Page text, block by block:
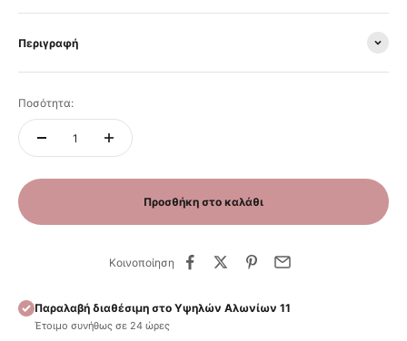
Περιγραφή
Ποσότητα:
Προσθήκη στο καλάθι
Κοινοποίηση
Παραλαβή διαθέσιμη στο Υψηλών Αλωνίων 11
Έτοιμο συνήθως σε 24 ώρες